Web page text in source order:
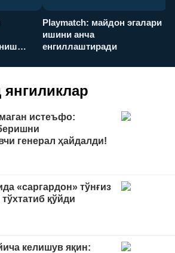
Playmatch: майдон эгалари
ишини анча
енгиллаштиради
янгиликлар
истеъфо:
генерал ҳайдалди!
«саргардон» тўнғиз
қўйди
келишув яқин: